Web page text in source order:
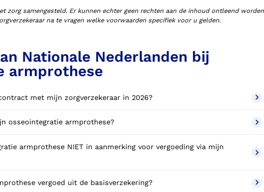
zorg samengesteld. Er kunnen echter geen rechten aan de inhoud ontleend
na te vragen welke voorwaarden specifiek voor u gelden.
Nationale Nederlanden bij
armprothese
met mijn zorgverzekeraar in 2026?
osseointegratie armprothese?
armprothese NIET in aanmerking voor vergoeding via mijn
vergoed uit de basisverzekering?